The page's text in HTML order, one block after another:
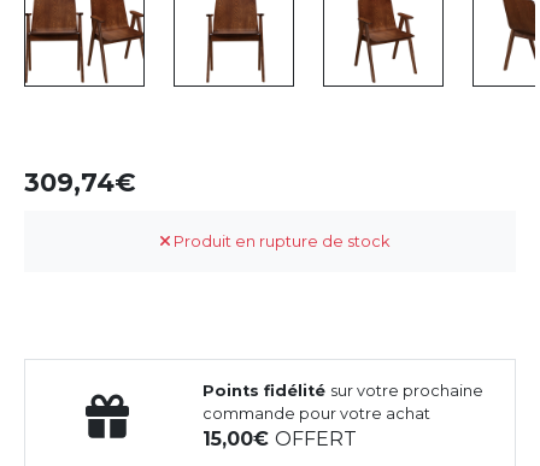
309,74
Produit en rupture de stock
Points fidélité sur votre prochaine
commande pour votre achat
15,00OFFERT